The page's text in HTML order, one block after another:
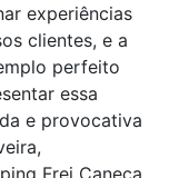
experiências
clientes, e a
perfeito
essa
e provocativa
Frei Caneca.